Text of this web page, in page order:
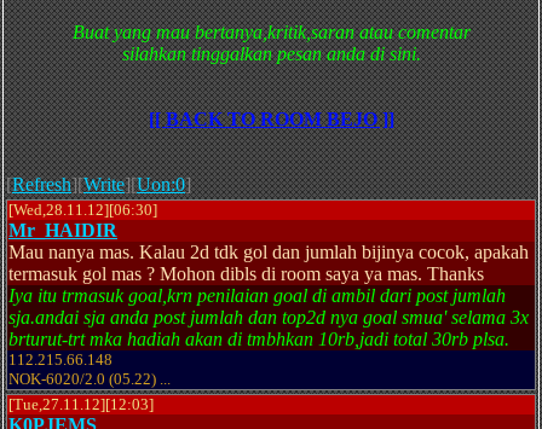
Buat yang mau bertanya,kritik,saran atau comentar
silahkan tinggalkan pesan anda di sini.
[[ BACK TO ROOM BEJO ]]
[Refresh][Write][Uon:0]
[Wed,28.11.12][06:30]
Mr_HAIDIR
Mau nanya mas. Kalau 2d tdk gol dan jumlah bijinya cocok, apakah
termasuk gol mas ? Mohon dibls di room saya ya mas. Thanks
Iya itu trmasuk goal,krn penilaian goal di ambil dari post jumlah
sja.andai sja anda post jumlah dan top2d nya goal smua' selama 3x
brturut-trt mka hadiah akan di tmbhkan 10rb,jadi total 30rb plsa.
112.215.66.148
NOK-6020/2.0 (05.22) ...
[Tue,27.11.12][12:03]
K0PJEMS